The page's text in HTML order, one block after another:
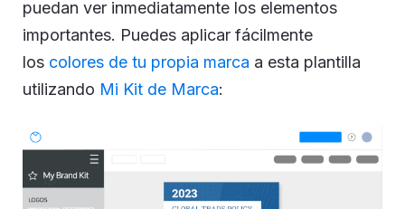
puedan ver inmediatamente los elementos
importantes. Puedes aplicar fácilmente
los colores de tu propia marca a esta plantilla
utilizando Mi Kit de Marca: